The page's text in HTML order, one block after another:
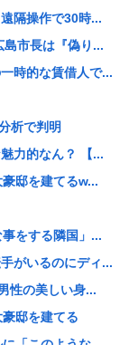
隔操作で30時...
島市長は『偽り...
時的な賃借人で...
析で判明
力的なん？ 【...
邸を建てるw...
をする隣国」...
がいるのにディ...
性の美しい身...
邸を建てる
「このような...